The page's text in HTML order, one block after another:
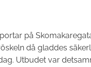
på
då gladdes
Utbudet var